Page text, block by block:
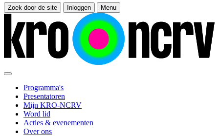
Zoek door de site Inloggen Menu
Programma's
Presentatoren
Mijn KRO-NCRV
Word lid
Acties & evenementen
Over ons